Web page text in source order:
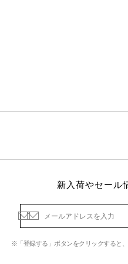
新入荷やセール
※「登録する」ボタンをクリックすると、